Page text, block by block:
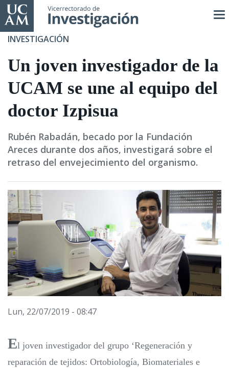
Pasar
al
contenido
INVESTIGACIÓN
Un joven investigador de la
UCAM se une al equipo del
doctor Izpisua
Rubén Rabadán, becado por la Fundación
Areces durante dos años, investigará sobre el
retraso del envejecimiento del organismo.
Lun, 22/07/2019 - 08:47
El joven investigador del grupo ‘Regeneración y
reparación de tejidos: Ortobiología, Biomateriales e